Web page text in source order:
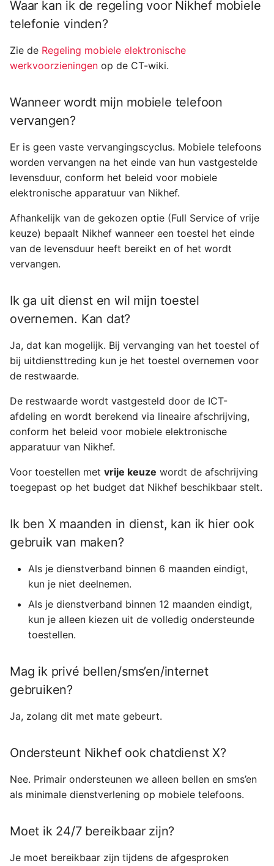
Ik heb onlangs zelf een
mobiele telefoon
vergoeden?
voor vrije keuze als cash
uitbetaald krijgen?
Ik kies een toestel met
vrije keuze dat
goedkoper is dan de
vergoeding. Wat gebeurt
bedrag?
Kan ik het bedrag dat ik
moet bijbetalen voor mijn
termijnen betalen?
Ik wil mijn Nikhef e-
mail/agenda/adresboek
instellen op mijn telefoon.
Mijn telefoon is kapot,
wat moet ik doen?
Waar kan ik de regeling voor Nikhef mobiele
telefonie vinden?
Zie de Regeling mobiele elektronische
werkvoorzieningen op de CT-wiki.
Wanneer wordt mijn mobiele telefoon
vervangen?
Er is geen vaste vervangingscyclus. Mobiele telefoons
worden vervangen na het einde van hun vastgestelde
levensduur, conform het beleid voor mobiele
elektronische apparatuur van Nikhef.
Afhankelijk van de gekozen optie (Full Service of vrije
keuze) bepaalt Nikhef wanneer een toestel het einde
van de levensduur heeft bereikt en of het wordt
vervangen.
Ik ga uit dienst en wil mijn toestel
overnemen. Kan dat?
Ja, dat kan mogelijk. Bij vervanging van het toestel of
bij uitdiensttreding kun je het toestel overnemen voor
de restwaarde.
De restwaarde wordt vastgesteld door de ICT-
afdeling en wordt berekend via lineaire afschrijving,
conform het beleid voor mobiele elektronische
apparatuur van Nikhef.
Voor toestellen met vrije keuze wordt de afschrijving
toegepast op het budget dat Nikhef beschikbaar stelt.
Ik ben X maanden in dienst, kan ik hier ook
gebruik van maken?
Als je dienstverband binnen 6 maanden eindigt,
kun je niet deelnemen.
Als je dienstverband binnen 12 maanden eindigt,
kun je alleen kiezen uit de volledig ondersteunde
toestellen.
Mag ik privé bellen/sms’en/internet
gebruiken?
Ja, zolang dit met mate gebeurt.
Ondersteunt Nikhef ook chatdienst X?
Nee. Primair ondersteunen we alleen bellen en sms’en
als minimale dienstverlening op mobiele telefoons.
Moet ik 24/7 bereikbaar zijn?
Je moet bereikbaar zijn tijdens de afgesproken